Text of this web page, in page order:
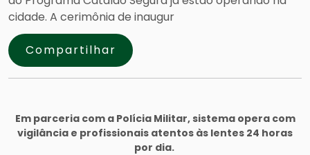
cidade. A cerimônia de inaugur
Compartilhar
Em parceria com a Polícia Militar, sistema opera com
vigilância e profissionais atentos às lentes 24 horas
por dia.